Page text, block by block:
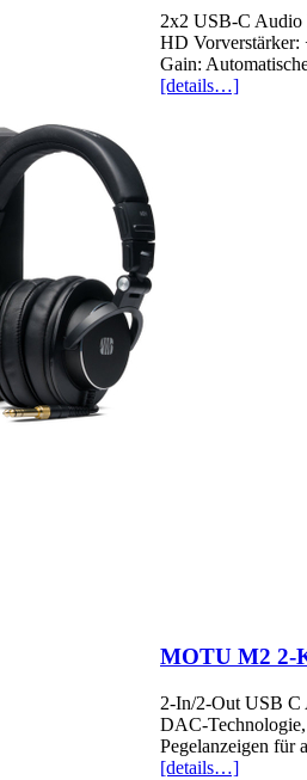
2x2 USB-C Audio
HD Vorverstärker:
Gain:
[details…]
MOTU M2 2-
2-In/2-Out USB C
DAC-
Pegelanzeigen für
[details…]